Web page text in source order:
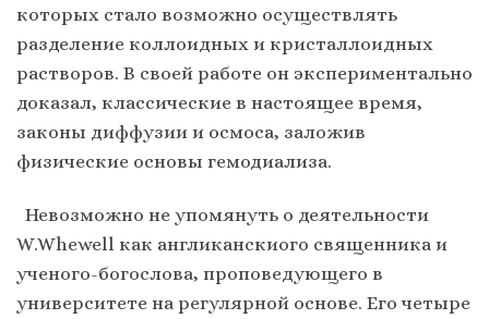
которых стало возможно осуществлять
разделение коллоидных и кристаллоидных
растворов. В своей работе он экспериментально
доказал, классические в настоящее время,
законы диффузии и осмоса, заложив
физические основы гемодиализа.
Невозможно не упомянуть о деятельности
W.Whewell как англиканскиого священника и
ученого-богослова, проповедующего в
университете на регулярной основе. Его четыре